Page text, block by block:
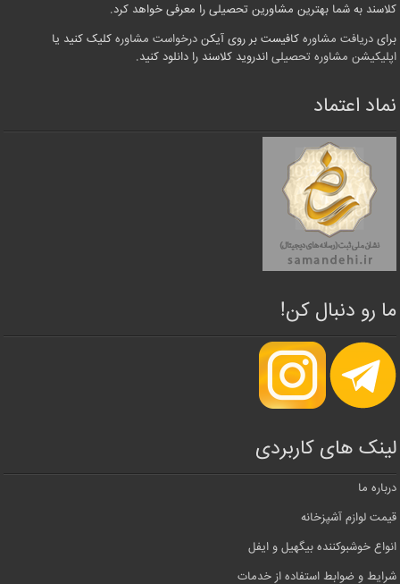
کلاسند به شما بهترین مشاورین تحصیلی را معرفی خواهد کرد.
برایدریافت مشاوره کافیست بر روی آیکندرخواست مشاوره کلیک کنید یا
اپلیکیشن مشاوره تحصیلی اندروید کلاسند را دانلود کنید.
نماد اعتماد
ما رو دنبال کن!
لینک های کاربردی
درباره ما
قیمت لوازم آشپزخانه
انواع خوشبوکننده بیگهیل و ایفل
شرایط و ضوابط استفاده از خدمات